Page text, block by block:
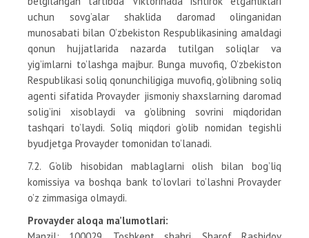
uchun sovg’alar shaklida daromad olinganidan
munosabati bilan O’zbekiston Respublikasining amaldagi
qonun hujjatlarida nazarda tutilgan soliqlar va
yig’imlarni to’lashga majbur. Bunga muvofiq, O’zbekiston
Respublikasi soliq qonunchiligiga muvofiq, g’olibning soliq
agenti sifatida Provayder jismoniy shaxslarning daromad
solig’ini xisoblaydi va g’olibning sovrini miqdoridan
tashqari to’laydi. Soliq miqdori g’olib nomidan tegishli
byudjetga Provayder tomonidan to’lanadi.
7.2. G’olib hisobidan mablaglarni olish bilan bog’liq
komissiya va boshqa bank to’lovlari to’lashni Provayder
o’z zimmasiga olmaydi.
Provayder aloqa ma’lumotlari: